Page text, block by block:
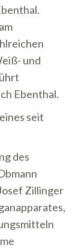
und
Ebenthal.
seit
des
Zillinger